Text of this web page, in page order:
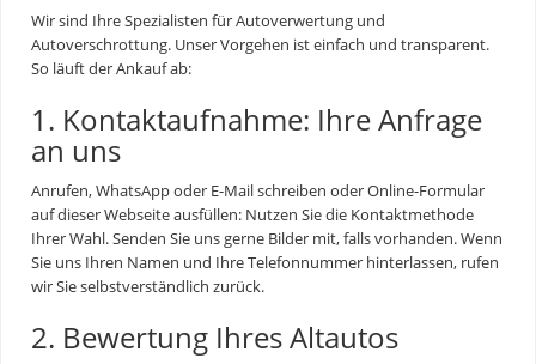
Wir sind Ihre Spezialisten fürAutoverwertung und
Autoverschrottung. Unser Vorgehen ist einfach und transparent.
So läuft der Ankauf ab:
1. Kontaktaufnahme: Ihre Anfrage
an uns
Anrufen, WhatsApp oder E-Mail schreiben oder Online-Formular
auf dieser Webseite ausfüllen: Nutzen Sie die Kontaktmethode
Ihrer Wahl. Senden Sie uns gerne Bilder mit, falls vorhanden. Wenn
Sie uns Ihren Namen und Ihre Telefonnummer hinterlassen, rufen
wir Sie selbstverständlich zurück.
2. Bewertung Ihres Altautos